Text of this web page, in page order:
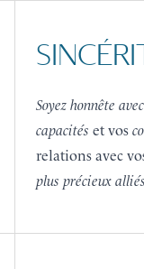
Soyez honnête
capacités et vos
relations avec
plus précieux alliés